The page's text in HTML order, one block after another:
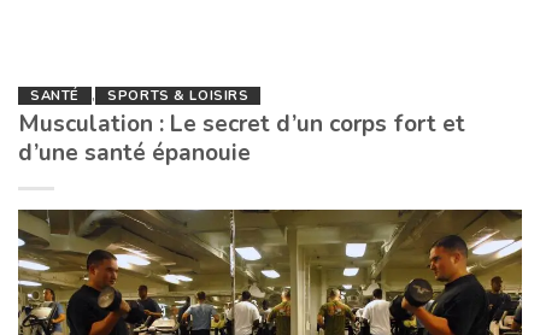
SANTÉ , SPORTS & LOISIRS
Musculation : Le secret d’un corps fort et
d’une santé épanouie